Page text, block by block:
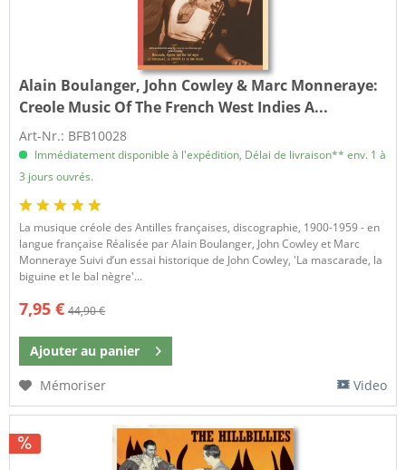
Alain Boulanger, John Cowley & Marc Monneraye:
Creole Music Of The French West Indies A...
Art-Nr.: BFB10028
Immédiatement disponible à l'expédition, Délai de livraison** env. 1 à
3 jours ouvrés.
La musique créole des Antilles françaises, discographie, 1900-1959 - en
langue française Réalisée par Alain Boulanger, John Cowley et Marc
Monneraye Suivi d’un essai historique de John Cowley, 'La mascarade, la
biguine et le bal nègre'...
7,95 € 44,90 €
Ajouter au panier
Mémoriser
Video